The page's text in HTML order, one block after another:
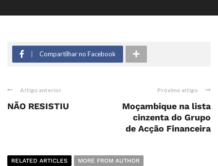
Compartilhar no Facebook
Artigo anterior
NÃO RESISTIU
Próximo artigo
Moçambique na lista
cinzenta do Grupo
de Acção Financeira
RELATED ARTICLES
MORE FROM AUTHOR